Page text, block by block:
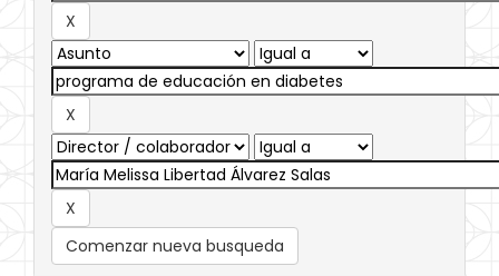
Comenzar nueva busqueda